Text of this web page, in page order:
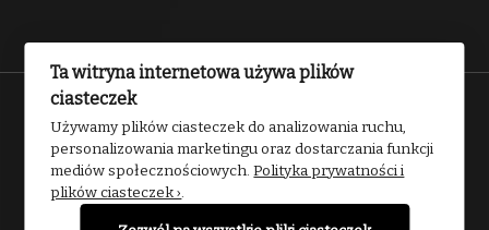
Przedszkole nr 2 w Kwidzynie 2025
Ta witryna internetowa używa plików
ciasteczek
Używamy plików ciasteczek do analizowania ruchu,
personalizowania marketingu oraz dostarczania funkcji
mediów społecznościowych.Polityka prywatności i
plików ciasteczek ›.